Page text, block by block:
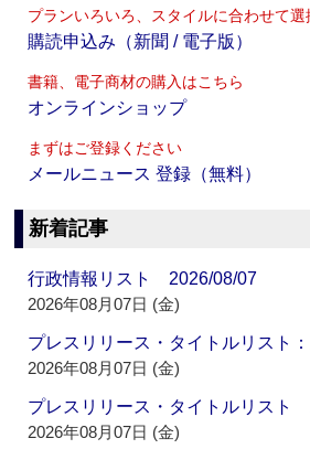
プランいろいろ、スタイルに合わせて選
購読申込み（新聞 / 電子版）
書籍、電子商材の購入はこちら
オンラインショップ
まずはご登録ください
メールニュース 登録（無料）
新着記事
行政情報リスト 2026/08/07
2026年08月07日 (金)
プレスリリース・タイトルリスト
2026年08月07日 (金)
プレスリリース・タイトルリスト
2026年08月07日 (金)